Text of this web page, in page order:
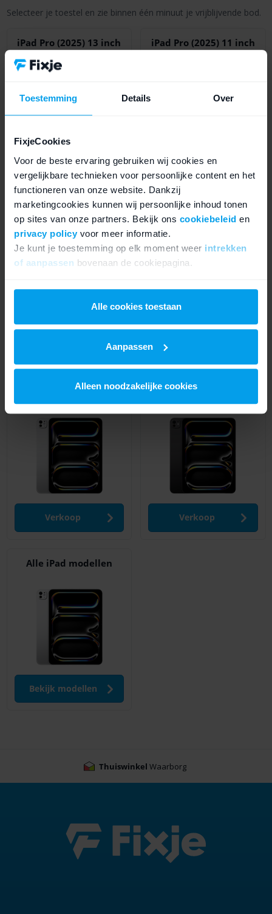
Toestemming Details Over
FixjeCookies
Voor de beste ervaring gebruiken wij cookies en
vergelijkbare technieken voor persoonlijke content en het
functioneren van onze website. Dankzij
marketingcookies kunnen wij persoonlijke inhoud tonen
op sites van onze partners. Bekijk ons cookiebeleid en
privacy policyvoor meer informatie.
Je kunt je toestemming op elk moment weer intrekken
of aanpassen bovenaan de cookiepagina.
We werken samen met21 derdendie uw gegevens
kunnen ontvangen en verwerken.
Alle cookies toestaan
Aanpassen
Alleen noodzakelijke cookies
Selecteer je toestel en zie binnen één minuut je vrijblijvende bod.
iPad Pro (2025) 13 inch
Verkoop
iPad Pro (2025) 11 inch
Verkoop
iPad Air (2025) 13 inch
Schattingsprijs tot
iPad 11 (2025)
Schattingsprijs tot
iPad Pro (2024) 13 inch
Schattingsprijs tot€ 870
Verkoop
iPad Pro (2024) 11 inch
Schattingsprijs tot€ 720
Verkoop
Alle iPad modellen
Bekijk modellen
Thuiswinkel Waarborg